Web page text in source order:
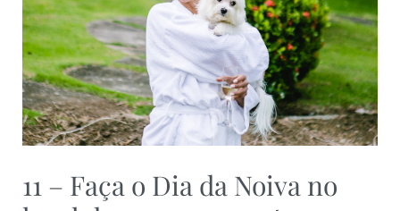
11 – Faça o Dia da Noiva no